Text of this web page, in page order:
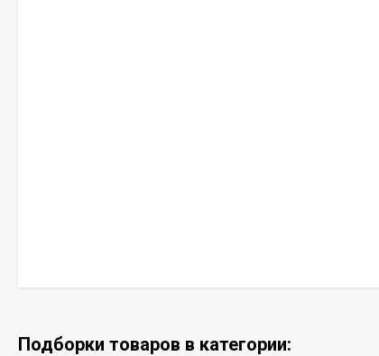
Подборки товаров в категории: